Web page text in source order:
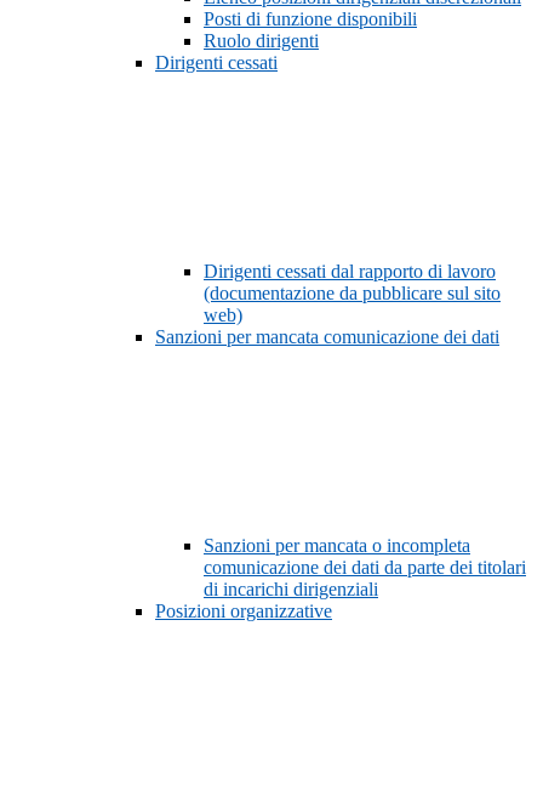
Posti di funzione disponibili
Ruolo dirigenti
Dirigenti cessati
Dirigenti cessati dal rapporto di lavoro
(documentazione da pubblicare sul sito
web)
Sanzioni per mancata comunicazione dei dati
Sanzioni per mancata o incompleta
comunicazione dei dati da parte dei titolari
di incarichi dirigenziali
Posizioni organizzative